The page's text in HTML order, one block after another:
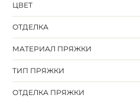
ЦВЕТ
ОТДЕЛКА
МАТЕРИАЛ ПРЯЖКИ
ТИП ПРЯЖКИ
ОТДЕЛКА ПРЯЖКИ